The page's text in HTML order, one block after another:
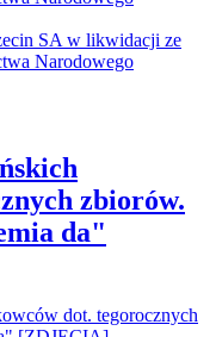
zbiorów.
da"